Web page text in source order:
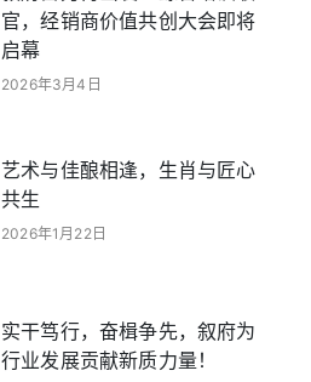
官，经销商价值共创大会即将
启幕
2026年3月4日
艺术与佳酿相逢，生肖与匠心
共生
2026年1月22日
实干笃行，奋楫争先，叙府为
行业发展贡献新质力量！